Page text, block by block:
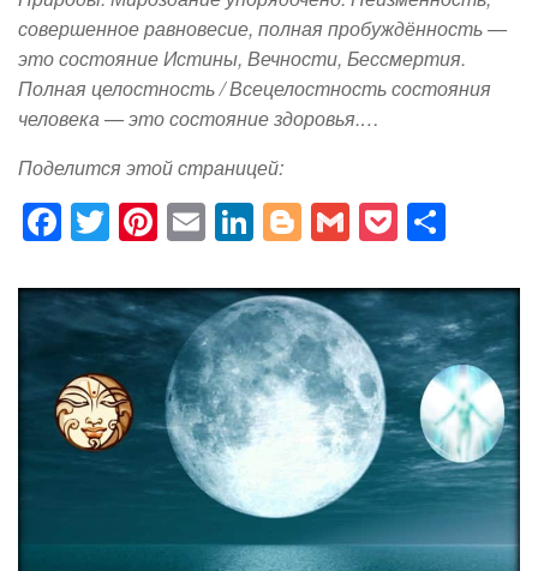
совершенное равновесие, полная пробуждённость —
это состояние Истины, Вечности, Бессмертия.
Полная целостность / Всецелостность состояния
человека — это состояние здоровья.…
Поделится этой страницей:
F
a
c
e
b
o
o
T
wi
tt
er
Pi
nt
er
e
st
E
m
ail
Li
n
k
e
dI
n
Bl
o
g
g
er
G
m
ail
P
o
ck
et
ar
e